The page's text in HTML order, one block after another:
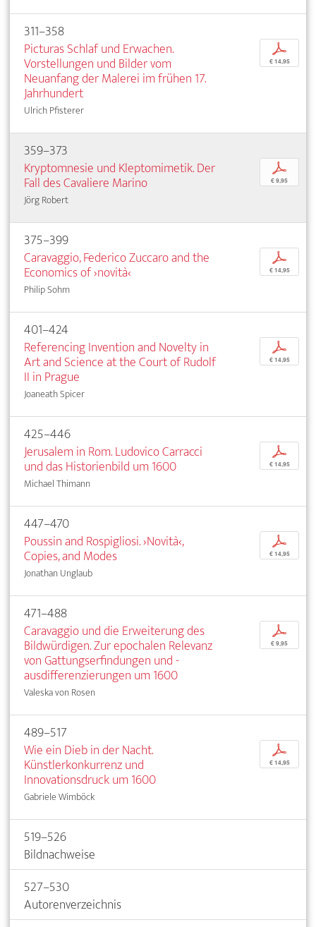
311–358
Picturas Schlaf und Erwachen.
Vorstellungen und Bilder vom
Neuanfang der Malerei im frühen 17.
Jahrhundert
Ulrich Pfisterer
p
€ 14,95
359–373
Kryptomnesie und Kleptomimetik. Der
Fall des Cavaliere Marino
Jörg Robert
p
€ 9,95
375–399
Caravaggio, Federico Zuccaro and the
Economics of ›novità‹
Philip Sohm
p
€ 14,95
401–424
Referencing Invention and Novelty in
Art and Science at the Court of Rudolf
II in Prague
Joaneath Spicer
p
€ 14,95
425–446
Jerusalem in Rom. Ludovico Carracci
und das Historienbild um 1600
Michael Thimann
p
€ 14,95
447–470
Poussin and Rospigliosi. ›Novità‹,
Copies, and Modes
Jonathan Unglaub
p
€ 14,95
471–488
Caravaggio und die Erweiterung des
Bildwürdigen. Zur epochalen Relevanz
von Gattungserfindungen und -
ausdifferenzierungen um 1600
Valeska von Rosen
p
€ 9,95
489–517
Wie ein Dieb in der Nacht.
Künstlerkonkurrenz und
Innovationsdruck um 1600
Gabriele Wimböck
p
€ 14,95
519–526
Bildnachweise
527–530
Autorenverzeichnis